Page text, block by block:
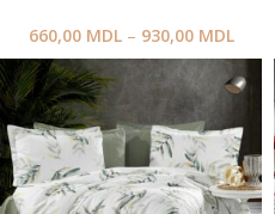
660,00 MDL – 930,00 MDL